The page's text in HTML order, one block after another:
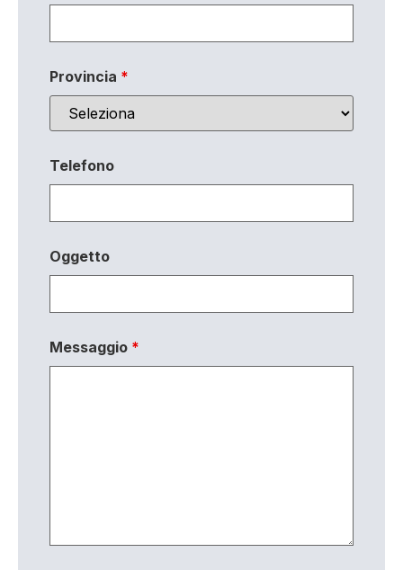
Provincia *
Telefono
Oggetto
Messaggio *